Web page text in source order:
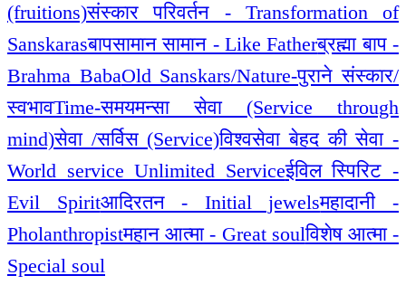
(fruitions)संस्कार परिवर्तन - Transformation of
Sanskarasबापसामान सामान - Like Fatherब्रह्मा बाप -
Brahma BabaOld Sanskars/Nature-पुराने संस्कार/
स्वभावTime-समयमन्सा सेवा (Service through
mind)सेवा /सर्विस (Service)विश्वसेवा बेहद की सेवा -
World service Unlimited Serviceईविल स्पिरिट -
Evil Spiritआदिरतन - Initial jewelsमहादानी -
Pholanthropistमहान आत्मा - Great soulविशेष आत्मा -
Special soul